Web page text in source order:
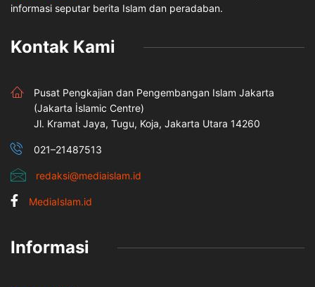
informasi seputar berita Islam dan peradaban.
Kontak Kami
Pusat Pengkajian dan Pengembangan Islam Jakarta
(Jakarta İslamic Centre)
Jl. Kramat Jaya, Tugu, Koja, Jakarta Utara 14260
021–21487513
redaksi@mediaislam.id
MediaIslam.id
Informasi